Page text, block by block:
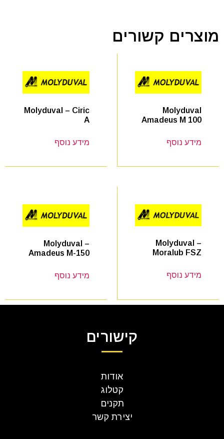
מוצרים קשורים
Molyduval
Amadeus M 100
מידע נוסף
Molyduval – Ciric
A
מידע נוסף
Molyduval –
Moralub FSZ
מידע נוסף
Molyduval –
Amadeus M-150
מידע נוסף
קישורים
אודות
קטלוג
תקנים
יצירת קשר